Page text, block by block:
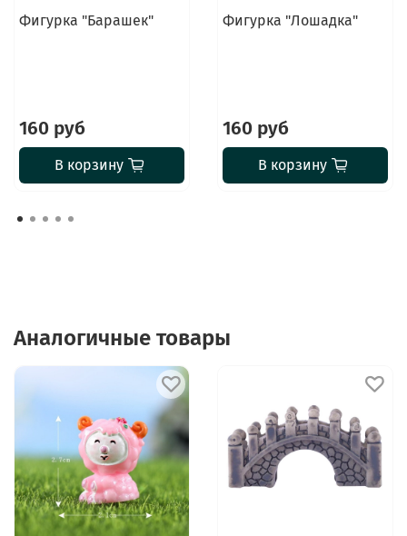
Фигурка "Барашек"
160 руб
В корзину
Фигурка "Лошадка"
160 руб
В корзину
Аналогичные товары